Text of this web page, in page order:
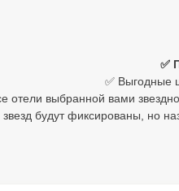
✅
✅ Выгодные
отели выбранной вами
звезд будут фиксированы, но